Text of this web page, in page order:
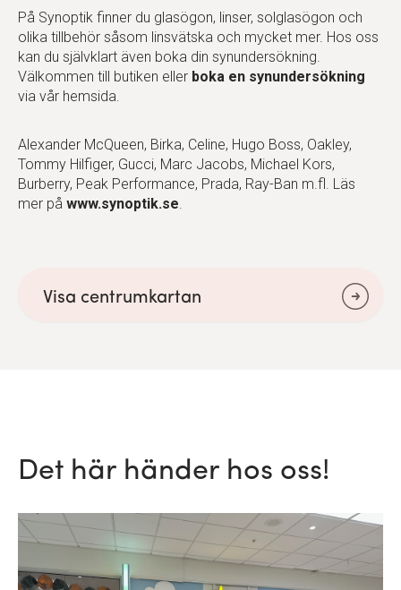
På Synoptik finner du glasögon, linser, solglasögon och
olika tillbehör såsom linsvätska och mycket mer. Hos oss
kan du självklart även boka din synundersökning.
Välkommen till butiken eller boka en synundersökning
via vår hemsida.
Alexander McQueen, Birka, Celine, Hugo Boss, Oakley,
Tommy Hilfiger, Gucci, Marc Jacobs, Michael Kors,
Burberry, Peak Performance, Prada, Ray-Ban m.fl. Läs
mer på www.synoptik.se.
Visa centrumkartan
Det här händer hos oss!